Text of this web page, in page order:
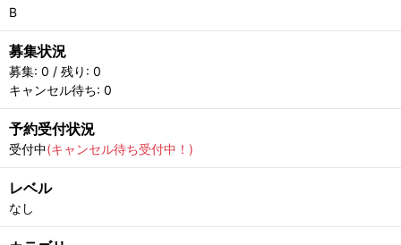
B
募集状況
募集: 0 / 残り: 0
キャンセル待ち: 0
予約受付状況
受付中(キャンセル待ち受付中！)
レベル
なし